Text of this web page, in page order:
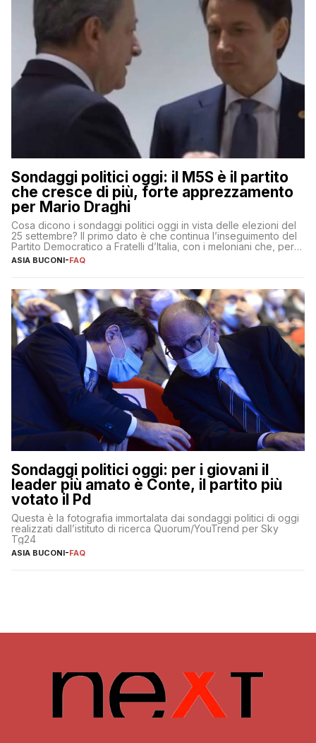
Sondaggi politici oggi: il M5S è il partito
che cresce di più, forte apprezzamento
per Mario Draghi
Cosa dicono i sondaggi politici oggi in vista delle elezioni del
25 settembre? Il primo dato è che continua l’inseguimento del
Partito Democratico a Fratelli d’Italia, con i meloniani che, però,
sembrano accumulare sempre più distacco affermandosi come
primo partito con il 24% (+0,7% rispetto a fine luglio), un
ASIA BUCONI-FAQ
Sondaggi politici oggi: per i giovani il
leader più amato è Conte, il partito più
votato il Pd
Questa è la fotografia immortalata dai sondaggi politici di oggi
realizzati dall’istituto di ricerca Quorum/YouTrend per Sky
Tg24
ASIA BUCONI-FAQ